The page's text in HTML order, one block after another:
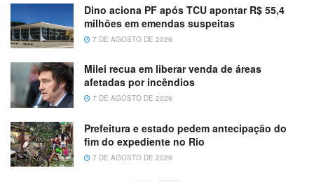
Dino aciona PF após TCU apontar R$ 55,4
milhões em emendas suspeitas
7 DE AGOSTO DE 2026
Milei recua em liberar venda de áreas
afetadas por incêndios
7 DE AGOSTO DE 2026
Prefeitura e estado pedem antecipação do
fim do expediente no Rio
7 DE AGOSTO DE 2026